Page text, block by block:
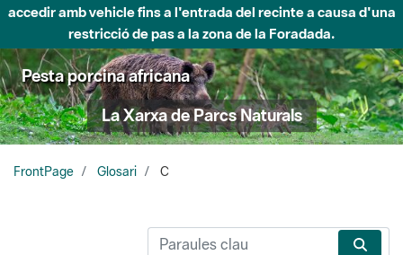
accedir amb vehicle fins a l'entrada del recinte a causa d'una
restricció de pas a la zona de la Foradada.
Pesta porcina africana
La Xarxa de Parcs Naturals
FrontPage Glosari C